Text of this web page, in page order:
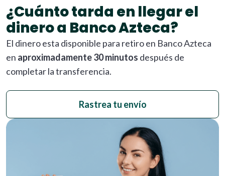
¿Cuánto tarda en llegar el
dinero a Banco Azteca?
El dinero esta disponible para retiro en Banco Azteca
en aproximadamente 30 minutos después de
completar la transferencia.
Rastrea tu envío